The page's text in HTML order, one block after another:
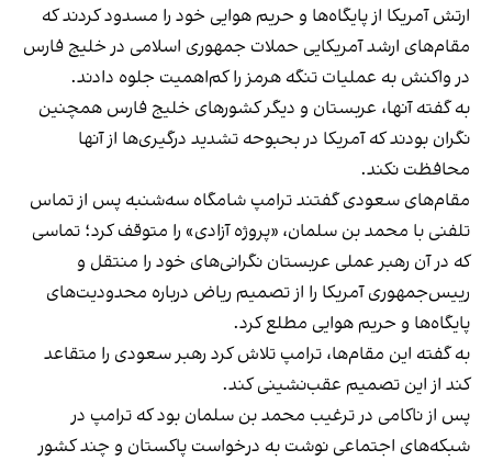
ارتش آمریکا از پایگاه‌ها و حریم هوایی خود را مسدود کردند که
مقام‌های ارشد آمریکایی حملات جمهوری اسلامی در خلیج فارس
در واکنش به عملیات تنگه هرمز را کم‌اهمیت جلوه دادند.
به گفته آنها، عربستان و دیگر کشورهای خلیج فارس همچنین
نگران بودند که آمریکا در بحبوحه تشدید درگیری‌ها از آنها
محافظت نکند.
مقام‌های سعودی گفتند ترامپ شامگاه سه‌شنبه پس از تماس
تلفنی با محمد بن سلمان، «پروژه آزادی» را متوقف کرد؛ تماسی
که در آن رهبر عملی عربستان نگرانی‌های خود را منتقل و
رییس‌جمهوری آمریکا را از تصمیم ریاض درباره محدودیت‌های
پایگاه‌ها و حریم هوایی مطلع کرد.
به گفته این مقام‌ها، ترامپ تلاش کرد رهبر سعودی را متقاعد
کند از این تصمیم عقب‌نشینی کند.
پس از ناکامی در ترغیب محمد بن سلمان بود که ترامپ در
شبکه‌های اجتماعی نوشت به درخواست پاکستان و چند کشور